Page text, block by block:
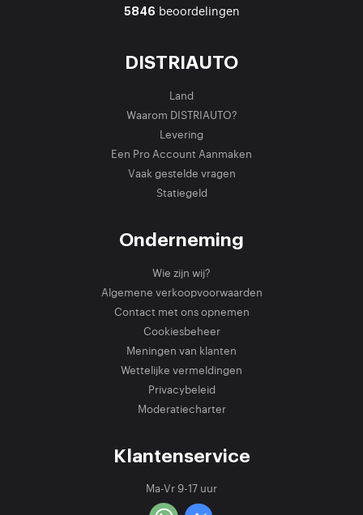
5846 beoordelingen
DISTRIAUTO
Land
Waarom DISTRIAUTO?
Levering
Een Pro Account Aanmaken
Vaak gestelde vragen
Statiegeld
Onderneming
Wie zijn wij?
Algemene verkoopvoorwaarden
Contact met ons opnemen
Cookiesbeheer
Meningen van klanten
Wettelijke vermeldingen
Privacybeleid
Moderatiecharter
Klantenservice
Ma-Vr 9-17 uur